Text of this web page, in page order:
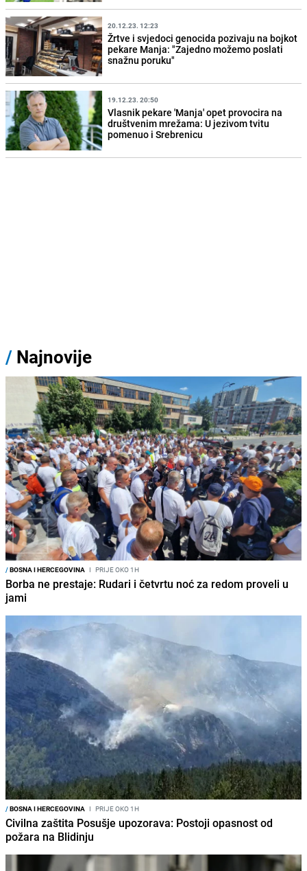
20.12.23. 12:23
Žrtve i svjedoci genocida pozivaju na bojkot
pekare Manja: "Zajedno možemo poslati
snažnu poruku"
19.12.23. 20:50
Vlasnik pekare 'Manja' opet provocira na
društvenim mrežama: U jezivom tvitu
pomenuo i Srebrenicu
/ Najnovije
/BOSNA I HERCEGOVINA I PRIJE OKO 1H
Borba ne prestaje: Rudari i četvrtu noć za redom proveli u
jami
/BOSNA I HERCEGOVINA I PRIJE OKO 1H
Civilna zaštita Posušje upozorava: Postoji opasnost od
požara na Blidinju